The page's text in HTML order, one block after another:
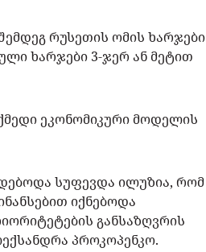
რუსეთის ომის ხარჯები
ხარჯები 3-ჯერ ან მეტით
ეკონომიკური მოდელის
სუფევდა ილუზია, რომ
იქნებოდა
განსაზღვრის
პროკოპენკო.